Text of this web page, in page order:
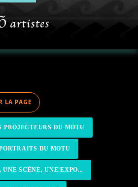
LA PAGE
PROJECTEURS DU MOTU
DU MOTU
SCÈNE, UNE EXPO...